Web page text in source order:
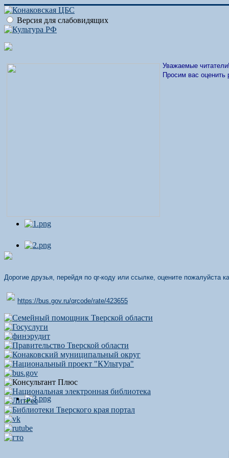
Версия для слабовидящих
Уважаемые читатели!
Просим вас оценить
Дорогие друзья, перейдя по qr-коду или ссылке, оцените пожалуйста
https://bus.gov.ru/qrcode/rate/423655